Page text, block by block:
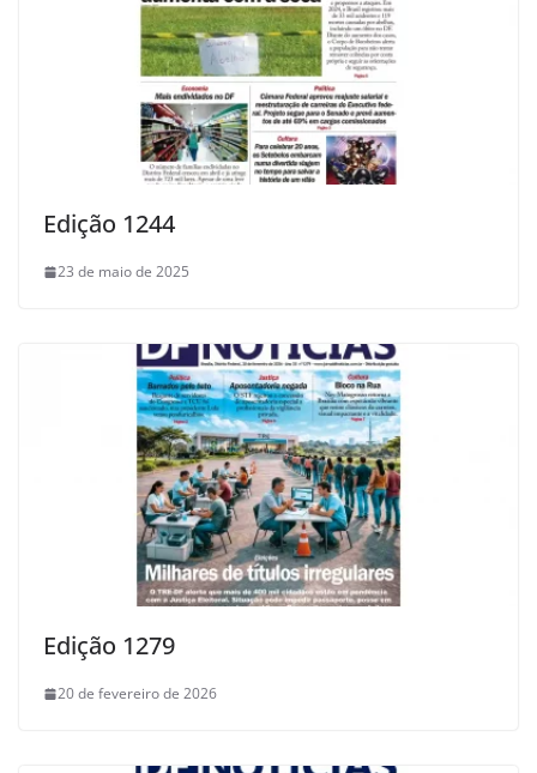
Edição 1244
23 de maio de 2025
Edição 1279
20 de fevereiro de 2026